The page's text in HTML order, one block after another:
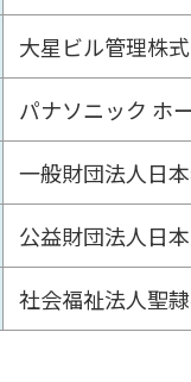
大星ビル管理株
パナソニック ホ
一般財団法人日
公益財団法人日
社会福祉法人聖